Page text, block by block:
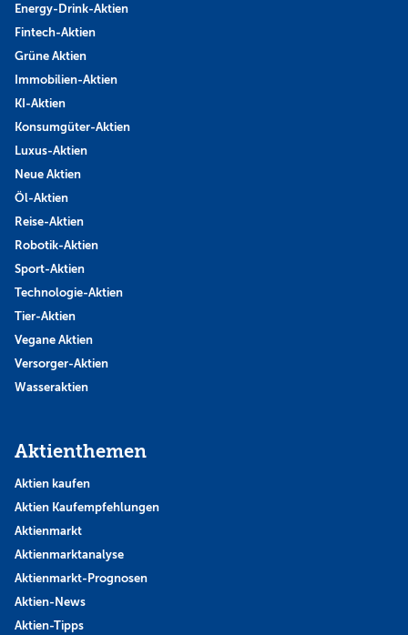
Energy-Drink-Aktien
Fintech-Aktien
Grüne Aktien
Immobilien-Aktien
KI-Aktien
Konsumgüter-Aktien
Luxus-Aktien
Neue Aktien
Öl-Aktien
Reise-Aktien
Robotik-Aktien
Sport-Aktien
Technologie-Aktien
Tier-Aktien
Vegane Aktien
Versorger-Aktien
Wasseraktien
Aktienthemen
Aktien kaufen
Aktien Kaufempfehlungen
Aktienmarkt
Aktienmarktanalyse
Aktienmarkt-Prognosen
Aktien-News
Aktien-Tipps